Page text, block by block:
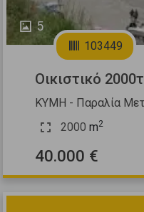
5
103449
Οικιστικό
ΚΥΜΗ - Παραλία
2000 m2
40.000 €